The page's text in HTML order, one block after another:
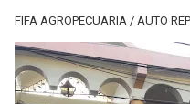
FIFA AGROPECUARIA / AUTO